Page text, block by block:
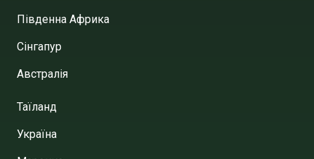
Південна Африка
Сінгапур
Австралія
Таїланд
Україна